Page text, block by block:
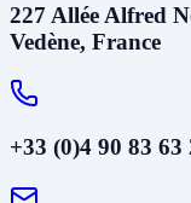
227 Allée Alfred
Vedène, France
+33 (0)4 90 83 63